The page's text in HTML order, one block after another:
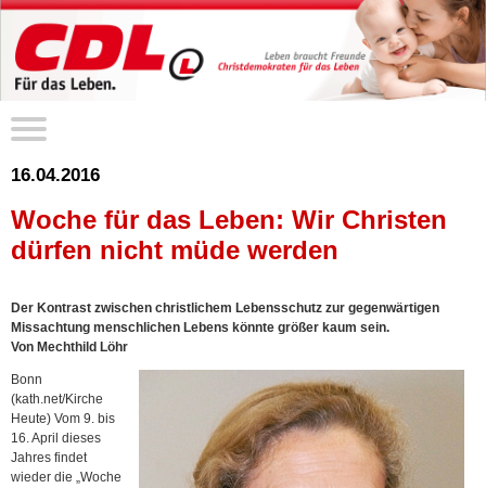
16.04.2016
Woche für das Leben: Wir Christen
dürfen nicht müde werden
Der Kontrast zwischen christlichem Lebensschutz zur gegenwärtigen
Missachtung menschlichen Lebens könnte größer kaum sein.
Von Mechthild Löhr
Bonn
(kath.net/Kirche
Heute) Vom 9. bis
16. April dieses
Jahres findet
wieder die „Woche